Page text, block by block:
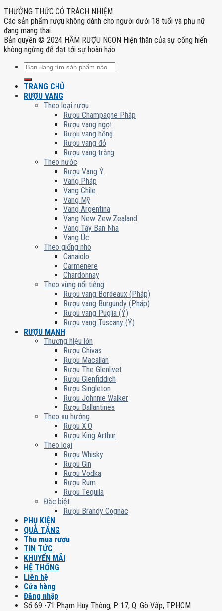
THƯỞNG THỨC CÓ TRÁCH NHIỆM
Các sản phẩm rượu không dành cho người dưới 18 tuổi và phụ nữ
đang mang thai.
Bản quyền © 2024 HẦM RƯỢU NGON Hiện thân của sự cống hiến
không ngừng để đạt tới sự hoàn hảo
Tìm
TRANG CHỦ
RƯỢU VANG
Theo loại rượu
Rượu Champagne Pháp
Rượu vang ngọt
Rượu vang hồng
Rượu vang đỏ
Rượu vang trắng
Theo nước
Rượu Vang Ý
Vang Pháp
Vang Chile
Vang Mỹ
Vang Argentina
Vang New Zew Zealand
Vang Tây Ban Nha
Vang Úc
Theo giống nho
Canaiolo
Carmenere
Chardonnay
Theo vùng nổi tiếng
Rượu vang Bordeaux (Pháp)
Rượu vang Burgundy (Pháp)
Rượu vang Puglia (Ý)
Rượu vang Tuscany (Ý)
RƯỢU MẠNH
Thương hiệu lớn
Rượu Chivas
Rượu Macallan
Rượu The Glenlivet
Rượu Glenfiddich
Rượu Singleton
Rượu Johnnie Walker
Rượu Ballantine’s
Theo xu hướng
Rượu X.O
Rượu King Arthur
Theo loại
Rượu Whisky
Rượu Gin
Rượu Vodka
Rượu Rum
Rượu Tequila
Đặc biệt
Rượu Brandy Cognac
PHỤ KIỆN
QUÀ TẶNG
Thu mua rượu
TIN TỨC
KHUYẾN MÃI
HỆ THỐNG
Liên hệ
Cửa hàng
Đăng nhập
Số 69 -71 Phạm Huy Thông, P. 17, Q. Gò Vấp, TPHCM